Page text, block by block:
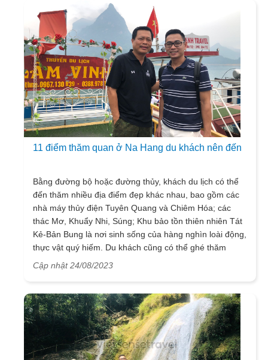
11 điểm thăm quan ở Na Hang du khách nên đến
Bằng đường bộ hoặc đường thủy, khách du lịch có thể
đến thăm nhiều địa điểm đẹp khác nhau, bao gồm các
nhà máy thủy điện Tuyên Quang và Chiêm Hóa; các
thác Mơ, Khuẩy Nhi, Súng; Khu bảo tồn thiên nhiên Tát
Kẻ-Bản Bung là nơi sinh sống của hàng nghìn loài động,
thực vật quý hiếm. Du khách cũng có thể ghé thăm
hang Phia vài, nơi các nhà khảo cổ đã khai quật được
Không Mây, nơi sinh sống của người tiền sử.
Cập nhật 24/08/2023